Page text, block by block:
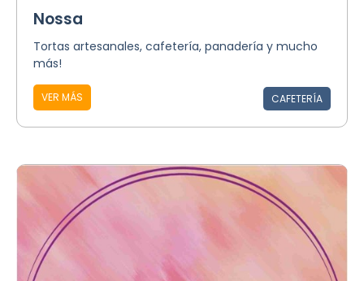
Nossa
Tortas artesanales, cafetería, panadería y mucho
más!
VER MÁS CAFETERÍA